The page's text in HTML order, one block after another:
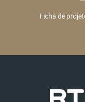
Ficha de